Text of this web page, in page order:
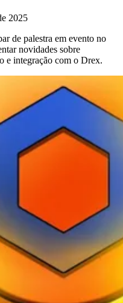
2025
de palestra em evento no
novidades sobre
e integração com o Drex.